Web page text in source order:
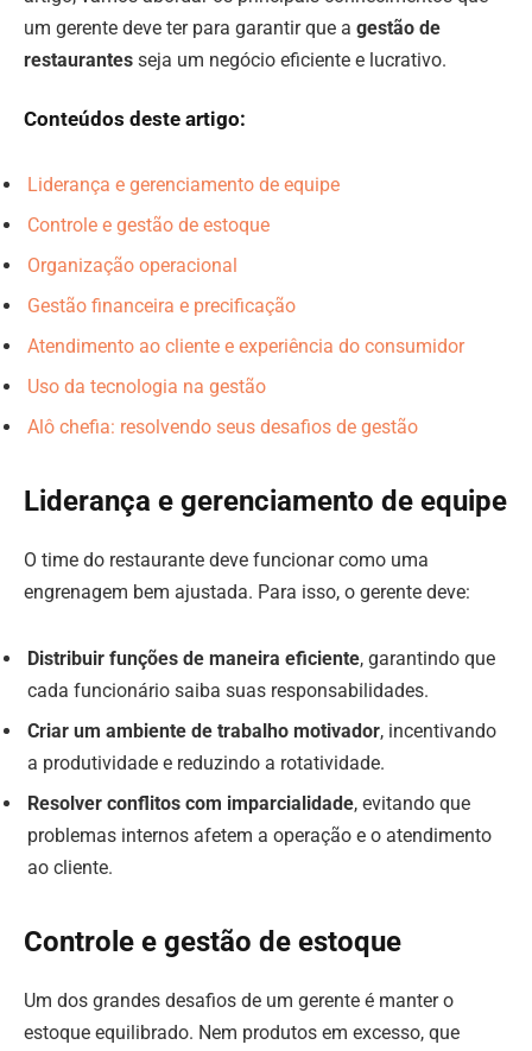
um gerente deve ter para garantir que a gestão de
restaurantes seja um negócio eficiente e lucrativo.
Conteúdos deste artigo:
Liderança e gerenciamento de equipe
Controle e gestão de estoque
Organização operacional
Gestão financeira e precificação
Atendimento ao cliente e experiência do consumidor
Uso da tecnologia na gestão
Alô chefia: resolvendo seus desafios de gestão
Liderança e gerenciamento de equipe
O time do restaurante deve funcionar como uma
engrenagem bem ajustada. Para isso, o gerente deve:
Distribuir funções de maneira eficiente, garantindo que
cada funcionário saiba suas responsabilidades.
Criar um ambiente de trabalho motivador, incentivando
a produtividade e reduzindo a rotatividade.
Resolver conflitos com imparcialidade, evitando que
problemas internos afetem a operação e o atendimento
ao cliente.
Controle e gestão de estoque
Um dos grandes desafios de um gerente é manter o
estoque equilibrado. Nem produtos em excesso, que